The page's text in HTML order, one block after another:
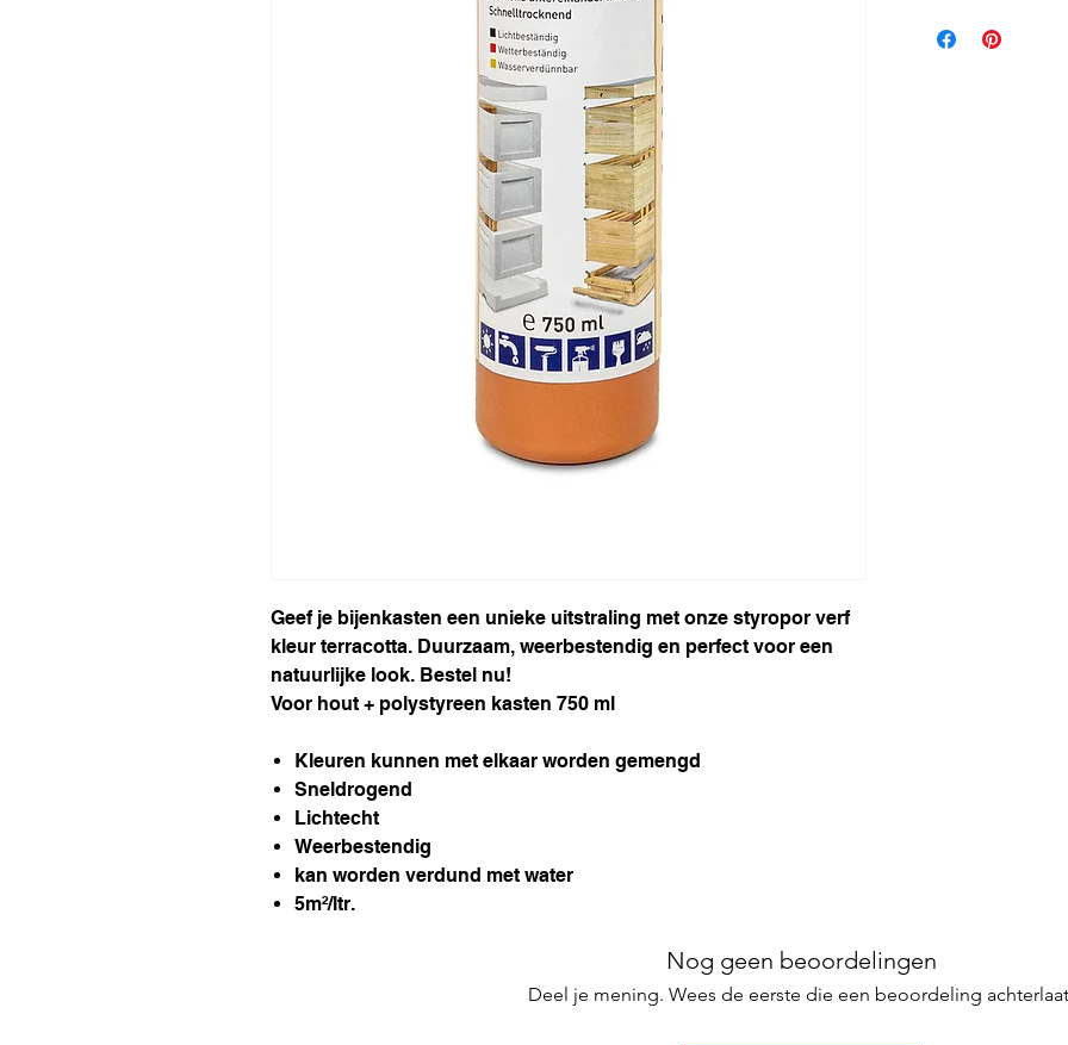
Geef je bijenkasten een unieke uitstraling met onze styropor verf
kleur terracotta. Duurzaam, weerbestendig en perfect voor een
natuurlijke look. Bestel nu!
Voor hout + polystyreen kasten 750 ml
Kleuren kunnen met elkaar worden gemengd
Sneldrogend
Lichtecht
Weerbestendig
kan worden verdund met water
5m²/ltr.
Nog geen beoordelingen
Deel je mening. Wees de eerste die een beoordeling